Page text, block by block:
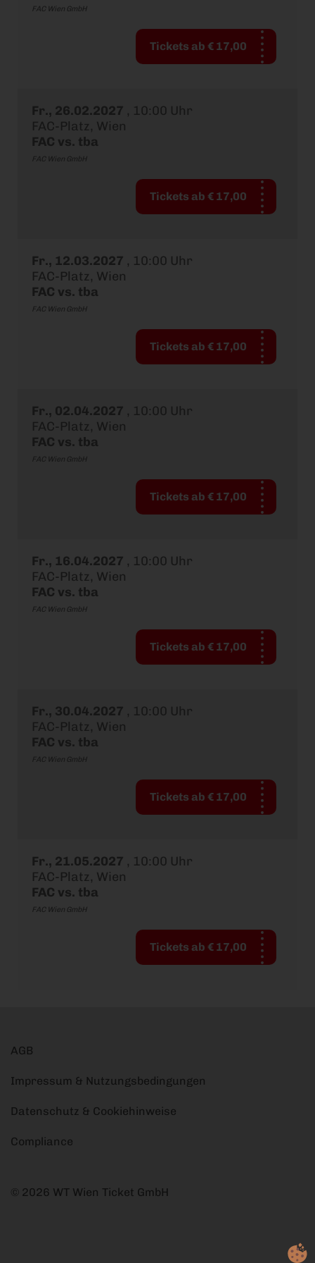
FAC Wien GmbH
Tickets ab € 17,00
Fr., 26.02.2027 , 10:00 Uhr
FAC-Platz, Wien
FAC vs. tba
FAC Wien GmbH
Tickets ab € 17,00
Fr., 12.03.2027 , 10:00 Uhr
FAC-Platz, Wien
FAC vs. tba
FAC Wien GmbH
Tickets ab € 17,00
Fr., 02.04.2027 , 10:00 Uhr
FAC-Platz, Wien
FAC vs. tba
FAC Wien GmbH
Tickets ab € 17,00
Fr., 16.04.2027 , 10:00 Uhr
FAC-Platz, Wien
FAC vs. tba
FAC Wien GmbH
Tickets ab € 17,00
Fr., 30.04.2027 , 10:00 Uhr
FAC-Platz, Wien
FAC vs. tba
FAC Wien GmbH
Tickets ab € 17,00
Fr., 21.05.2027 , 10:00 Uhr
FAC-Platz, Wien
FAC vs. tba
FAC Wien GmbH
Tickets ab € 17,00
AGB
Impressum & Nutzungsbedingungen
Datenschutz & Cookiehinweise
Compliance
© 2026 WT Wien Ticket GmbH